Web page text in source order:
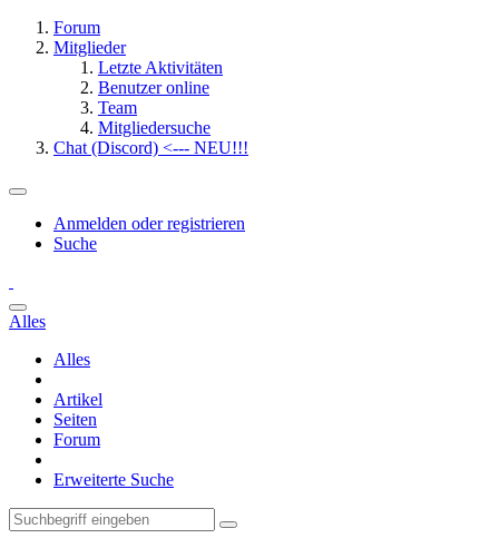
Forum
Mitglieder
Letzte Aktivitäten
Benutzer online
Team
Mitgliedersuche
Chat (Discord) <--- NEU!!!
Anmelden oder registrieren
Suche
Alles
Alles
Artikel
Seiten
Forum
Erweiterte Suche